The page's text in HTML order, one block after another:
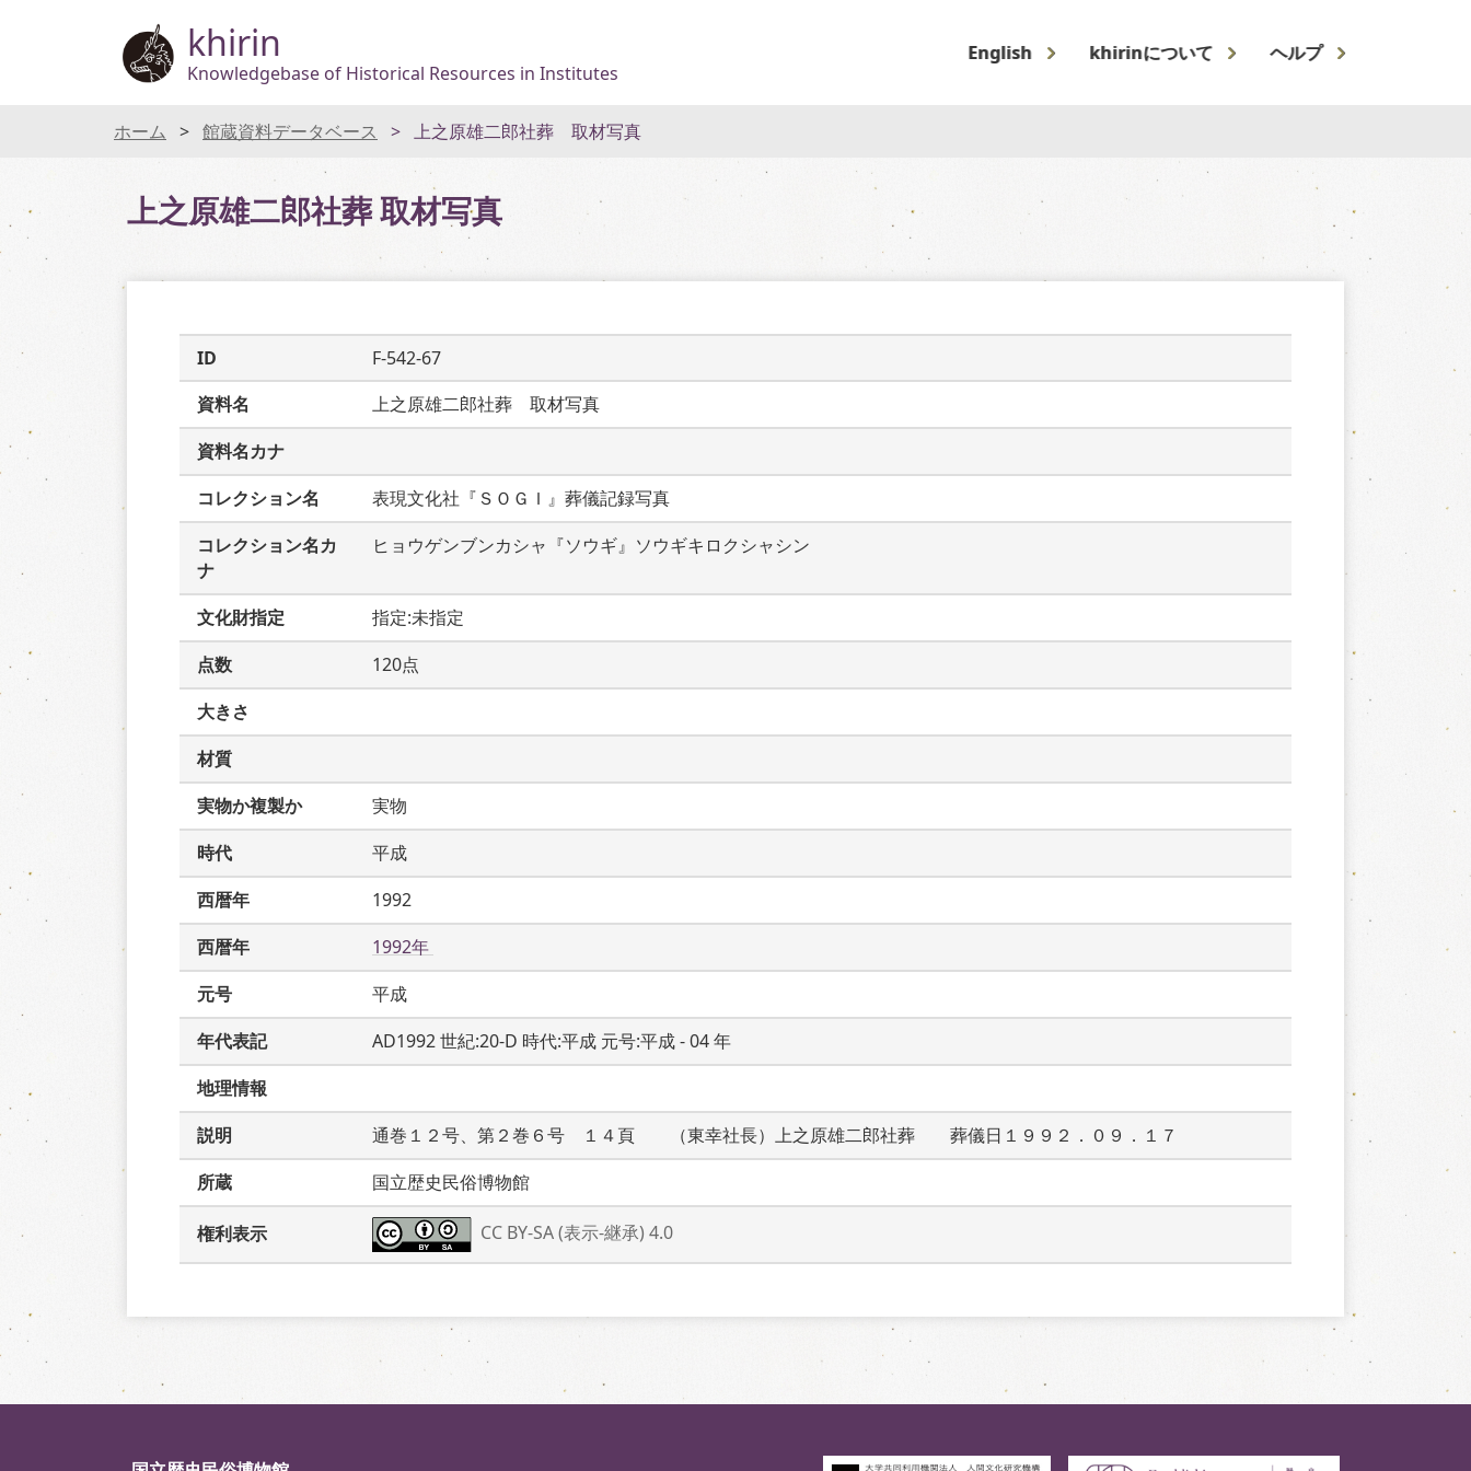
khirin
Knowledgebase of Historical Resources in Institutes
English khirinについて ヘルプ
ホーム 館蔵資料データベース 上之原雄二郎社葬 取材写真
上之原雄二郎社葬 取材写真
ID
F-542-67
資料名
上之原雄二郎社葬　取材写真
資料名カナ
コレクション名
表現文化社『ＳＯＧＩ』葬儀記録写真
コレクション名カ
ナ
ヒョウゲンブンカシャ『ソウギ』ソウギキロクシャシン
文化財指定
指定:未指定
点数
120点
大きさ
材質
実物か複製か
実物
時代
平成
西暦年
1992
西暦年
1992年
元号
平成
年代表記
AD1992 世紀:20-D 時代:平成 元号:平成 - 04 年
地理情報
説明
通巻１２号、第２巻６号　１４頁　　（東幸社長）上之原雄二郎社葬　　葬儀日１９９２．０９．１７
所蔵
国立歴史民俗博物館
権利表示 CC BY-SA (表示-継承) 4.0